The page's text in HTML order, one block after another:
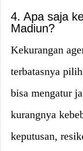
4. Apa saja
Madiun?
Kekurangan
terbatasnya
bisa mengatur
kurangnya
keputusan,